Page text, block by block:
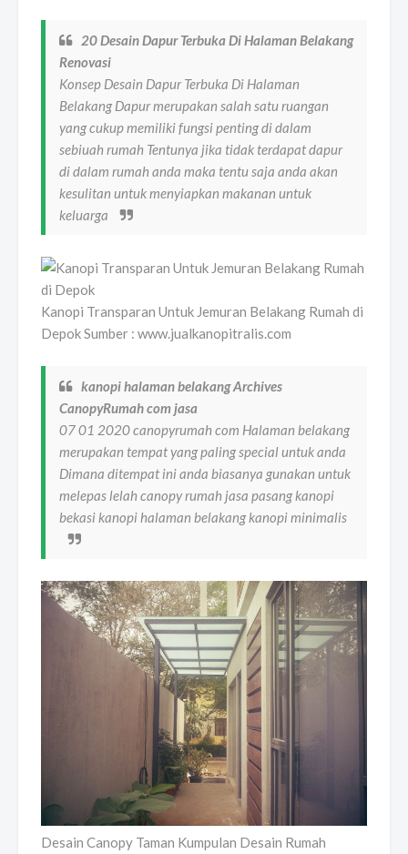
20 Desain Dapur Terbuka Di Halaman Belakang
Renovasi
Konsep Desain Dapur Terbuka Di Halaman
Belakang Dapur merupakan salah satu ruangan
yang cukup memiliki fungsi penting di dalam
sebiuah rumah Tentunya jika tidak terdapat dapur
di dalam rumah anda maka tentu saja anda akan
kesulitan untuk menyiapkan makanan untuk
keluarga
Kanopi Transparan Untuk Jemuran Belakang Rumah di
Depok Sumber : www.jualkanopitralis.com
kanopi halaman belakang Archives
CanopyRumah com jasa
07 01 2020 canopyrumah com Halaman belakang
merupakan tempat yang paling special untuk anda
Dimana ditempat ini anda biasanya gunakan untuk
melepas lelah canopy rumah jasa pasang kanopi
bekasi kanopi halaman belakang kanopi minimalis
Desain Canopy Taman Kumpulan Desain Rumah